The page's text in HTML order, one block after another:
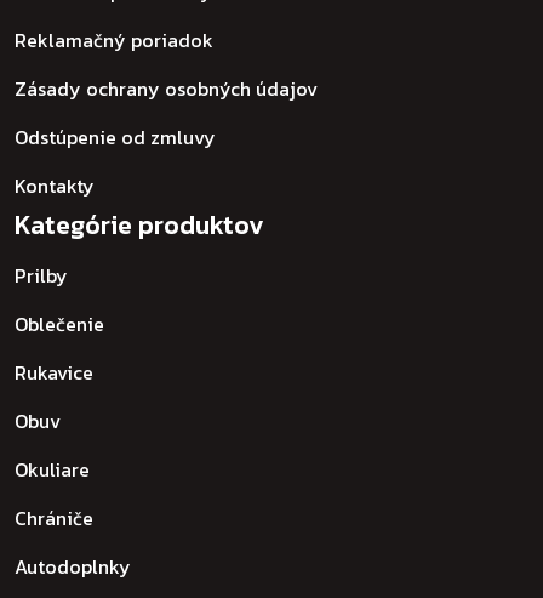
Reklamačný poriadok
Zásady ochrany osobných údajov
Odstúpenie od zmluvy
Kontakty
Kategórie produktov
Prilby
Oblečenie
Rukavice
Obuv
Okuliare
Chrániče
Autodoplnky